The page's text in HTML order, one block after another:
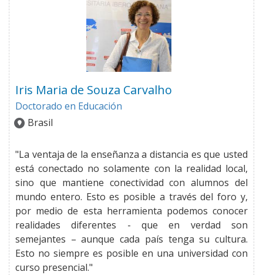
Iris Maria de Souza Carvalho
Doctorado en Educación
Brasil
"La ventaja de la enseñanza a distancia es que usted
está conectado no solamente con la realidad local,
sino que mantiene conectividad con alumnos del
mundo entero. Esto es posible a través del foro y,
por medio de esta herramienta podemos conocer
realidades diferentes - que en verdad son
semejantes – aunque cada país tenga su cultura.
Esto no siempre es posible en una universidad con
curso presencial."